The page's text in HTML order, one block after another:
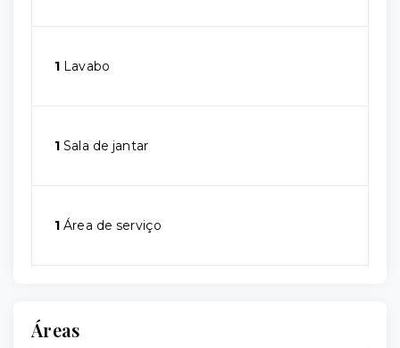
1 Lavabo
1 Sala de jantar
1 Área de serviço
Áreas